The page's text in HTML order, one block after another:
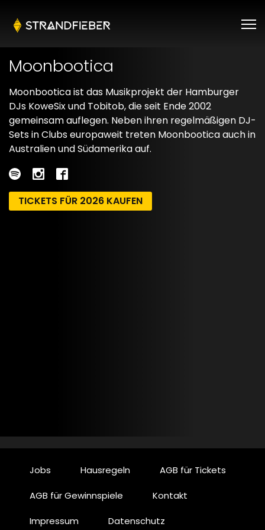
Moonbootica
Moonbootica ist das Musikprojekt der Hamburger
DJs KoweSix und Tobitob, die seit Ende 2002
gemeinsam auflegen. Neben ihren regelmäßigen DJ-
Sets in Clubs europaweit treten Moonbootica auch in
Australien und Südamerika auf.
TICKETS FÜR 2026 KAUFEN
Jobs Hausregeln AGB für Tickets
AGB für Gewinnspiele Kontakt
Impressum Datenschutz